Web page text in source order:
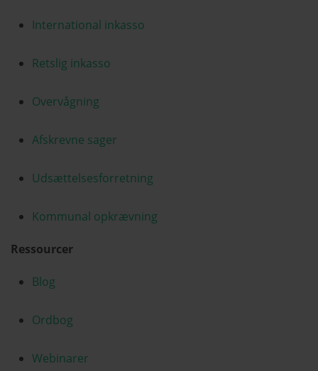
International inkasso
Retslig inkasso
Overvågning
Afskrevne sager
Udsættelsesforretning
Kommunal opkrævning
Ressourcer
Blog
Ordbog
Webinarer